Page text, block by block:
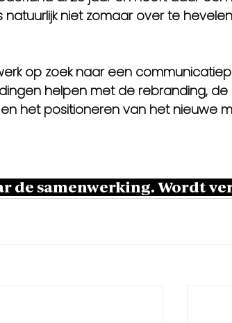
natuurlijk niet zomaar over te hevelen
op zoek naar een
helpen met de rebranding, de
het positioneren van het nieuwe
de samenwerking. Wordt